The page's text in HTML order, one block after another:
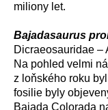
miliony let.
Bajadasaurus
Dicraeosauridae –
Na pohled velmi
z loňského roku
fosilie byly
Bajada Colorada